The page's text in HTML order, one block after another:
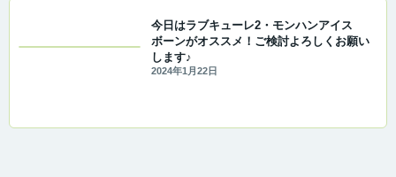
今日はラブキューレ2・モンハンアイス
ボーンがオススメ！ご検討よろしくお願い
します♪
2024年1月22日